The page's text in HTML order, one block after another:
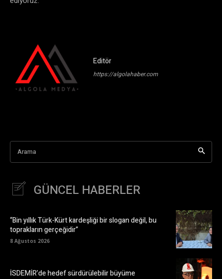
Editör
https://algolahaber.com
Arama
GÜNCEL HABERLER
“Bin yıllık Türk-Kürt kardeşliği bir slogan değil, bu
toprakların gerçeğidir”
8 Ağustos 2026
İSDEMİR’de hedef sürdürülebilir büyüme